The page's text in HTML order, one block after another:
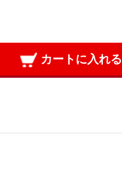
カートに入れる